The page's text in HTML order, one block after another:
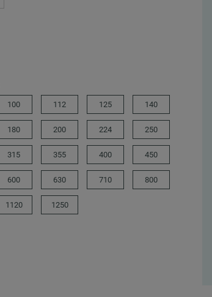
100 112 125 140
180 200 224 250
315 355 400 450
600 630 710 800
1120 1250